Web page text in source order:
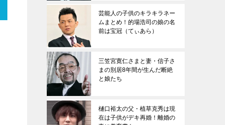
芸能人の子供のキラキラネー
ムまとめ！的場浩司の娘の名
前は宝冠（てぃあら）
三笠宮寛仁さまと妻・信子さ
まの別居8年間が生んだ断絶
と娘たち
樋口裕太の父・植草克秀は現
在は子供がデキ再婚！離婚の